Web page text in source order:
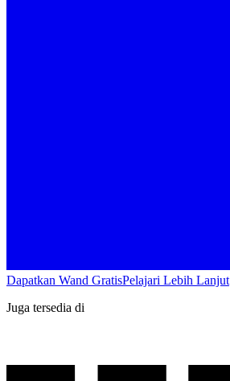
Dapatkan Wand GratisPelajari Lebih Lanjut
Juga tersedia di